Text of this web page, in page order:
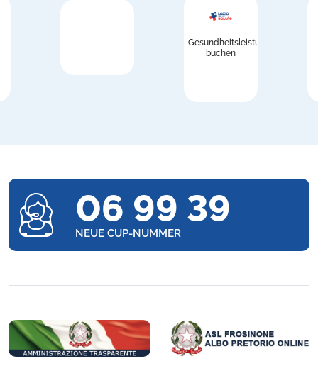
Gesundheitsleistungen
buchen
06 99 39
NEUE CUP-NUMMER